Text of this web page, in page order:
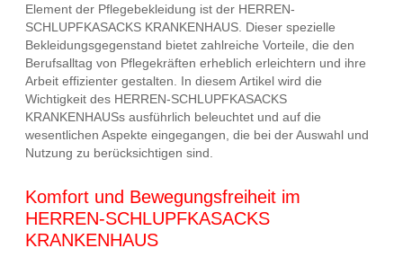
Element der Pflegebekleidung ist der HERREN-
SCHLUPFKASACKS KRANKENHAUS. Dieser spezielle
Bekleidungsgegenstand bietet zahlreiche Vorteile, die den
Berufsalltag von Pflegekräften erheblich erleichtern und ihre
Arbeit effizienter gestalten. In diesem Artikel wird die
Wichtigkeit des HERREN-SCHLUPFKASACKS
KRANKENHAUSs ausführlich beleuchtet und auf die
wesentlichen Aspekte eingegangen, die bei der Auswahl und
Nutzung zu berücksichtigen sind.
Komfort und Bewegungsfreiheit im
HERREN-SCHLUPFKASACKS
KRANKENHAUS